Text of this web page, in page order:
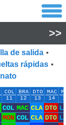
>>
de salida •
rápidas •
COL
11
BRA
12
DTO
13
MAC
14
COL MAC CLA DTO
MON COL CLA DTO